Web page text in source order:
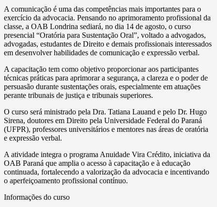
A comunicação é uma das competências mais importantes para o
exercício da advocacia. Pensando no aprimoramento profissional da
classe, a OAB Londrina sediará, no dia 14 de agosto, o curso
presencial “Oratória para Sustentação Oral”, voltado a advogados,
advogadas, estudantes de Direito e demais profissionais interessados
em desenvolver habilidades de comunicação e expressão verbal.
A capacitação tem como objetivo proporcionar aos participantes
técnicas práticas para aprimorar a segurança, a clareza e o poder de
persuasão durante sustentações orais, especialmente em atuações
perante tribunais de justiça e tribunais superiores.
O curso será ministrado pela Dra. Tatiana Lauand e pelo Dr. Hugo
Sirena, doutores em Direito pela Universidade Federal do Paraná
(UFPR), professores universitários e mentores nas áreas de oratória
e expressão verbal.
A atividade integra o programa Anuidade Vira Crédito, iniciativa da
OAB Paraná que amplia o acesso à capacitação e à educação
continuada, fortalecendo a valorização da advocacia e incentivando
o aperfeiçoamento profissional contínuo.
Informações do curso